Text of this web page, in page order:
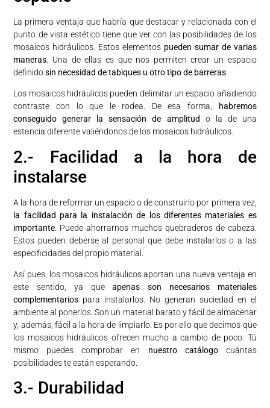
La primera ventaja que habría que destacar y relacionada con el
punto de vista estético tiene que ver con las posibilidades de los
mosaicos hidráulicos. Estos elementos pueden sumar de varias
maneras . Una de ellas es que nos permiten crear un espacio
definidosin necesidad de tabiques u otro tipo de barreras
Los mosaicos hidráulicos pueden delimitar un espacio añadiendo
contraste con lo que le rodea. De esa forma,
habremos
conseguido generar la sensación de amplitud o la de una
estancia diferente valiéndonos de los mosaicos hidráulicos.
2.- Facilidad a la hora de
instalarse
A la hora de reformar un espacio o de construirlo por primera vez,
la facilidad para la instalación de los diferentes materiales es
importante . Puede ahorrarnos muchos quebraderos de cabeza.
Estos pueden deberse al personal que debe instalarlos o a las
especificidades del propio material.
Así pues, los mosaicos hidráulicos aportan una nueva ventaja en
este sentido, ya queapenas son necesarios materiales
complementarios para instalarlos. No generan suciedad en el
ambiente al ponerlos. Son un material barato y fácil de almacenar
y, además, fácil a la hora de limpiarlo. Es por ello que decimos que
los mosaicos hidráulicos ofrecen mucho a cambio de poco. Tú
mismo puedes comprobar en nuestro catálogocuántas
posibilidades te están esperando.
3.- Durabilidad